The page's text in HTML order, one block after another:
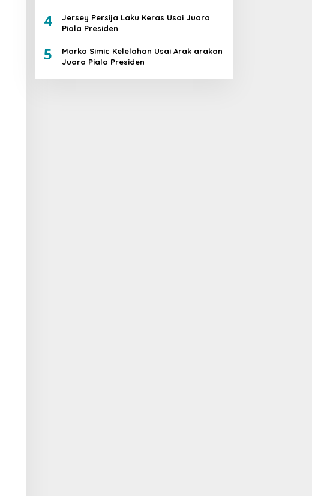
4
Jersey Persija Laku Keras Usai Juara
Piala Presiden
5
Marko Simic Kelelahan Usai Arak arakan
Juara Piala Presiden